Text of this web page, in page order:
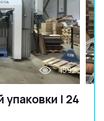
| 24
1592